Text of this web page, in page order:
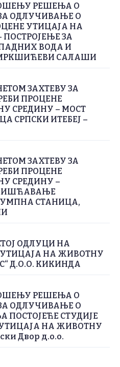
РЕШЕЊА О
ОДЛУЧИВАЊЕ О
УТИЦАЈА НА
ЗА
ВОДА И
САЛАШИ
ЗАХТЕВУ ЗА
ПРОЦЕНЕ
СРЕДИНУ – МОСТ
СРПСКИ ИТЕБЕЈ –
ЗАХТЕВУ ЗА
ПРОЦЕНЕ
СРЕДИНУ –
СТАНИЦА,
ОДЛУЦИ НА
НА ЖИВОТНУ
Д.О.О. КИКИНДА
РЕШЕЊА О
ОДЛУЧИВАЊЕ О
СТУДИЈЕ
НА ЖИВОТНУ
Двор д.о.о.